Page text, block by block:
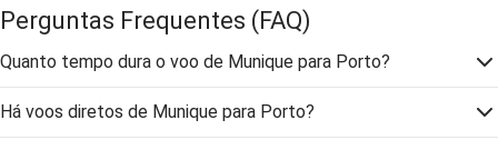
Perguntas Frequentes (FAQ)
Quanto tempo dura o voo de Munique para Porto?
Há voos diretos de Munique para Porto?